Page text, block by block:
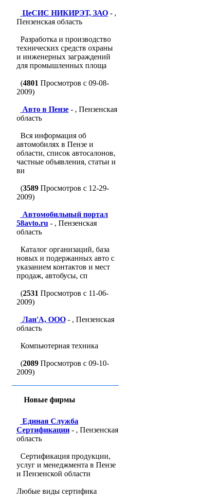
ЦеСИС НИКИРЭТ, ЗАО- ,
Пензенская область
Разработка и производство
технических средств охраны
и инженерных заграждений
для промышленных площа
(4801 Просмотров с 09-08-
2009)
Авто в Пензе- , Пензенская
область
Вся информация об
автомобилях в Пензе и
области, список автосалонов,
частные объявления, статьи и
ви
(3589Просмотров с 12-29-
2009)
Автомобильный портал
58avto.ru - , Пензенская
область
Каталог организаций, база
новых и подержанных авто с
указанием контактов и мест
продаж, автобусы, сп
(2531 Просмотров с 11-06-
2009)
Лан'A, ООО- , Пензенская
область
Компьютерная техника
(2089Просмотров с 09-10-
2009)
Новые фирмы
Единая Служба
Сертификации- , Пензенская
область
Сертификация продукции,
услуг и менеджмента в Пензе
и Пензенской области
Любые виды сертифика